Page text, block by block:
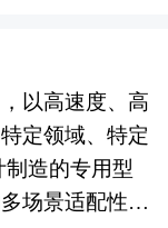
态上由单一设
案服务延伸，
趋向集群化、
局，实现供应
产业规划一
投资环境、引
城市经济腾飞
、产业调整和
集创新资源、
系列的重要使
以高速度、高
定领域、特定
造的专用型
场景适配性，